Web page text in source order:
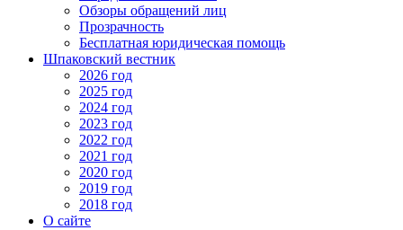
Обзоры обращений лиц
Прозрачность
Бесплатная юридическая помощь
Шпаковский вестник
2026 год
2025 год
2024 год
2023 год
2022 год
2021 год
2020 год
2019 год
2018 год
О сайте